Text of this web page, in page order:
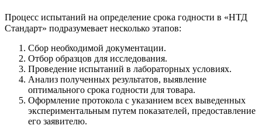
Процесс испытаний на определение срока годности в «НТД
Стандарт» подразумевает несколько этапов:
Сбор необходимой документации.
Отбор образцов для исследования.
Проведение испытаний в лабораторных условиях.
Анализ полученных результатов, выявление
оптимального срока годности для товара.
Оформление протокола с указанием всех выведенных
экспериментальным путем показателей, предоставление
его заявителю.